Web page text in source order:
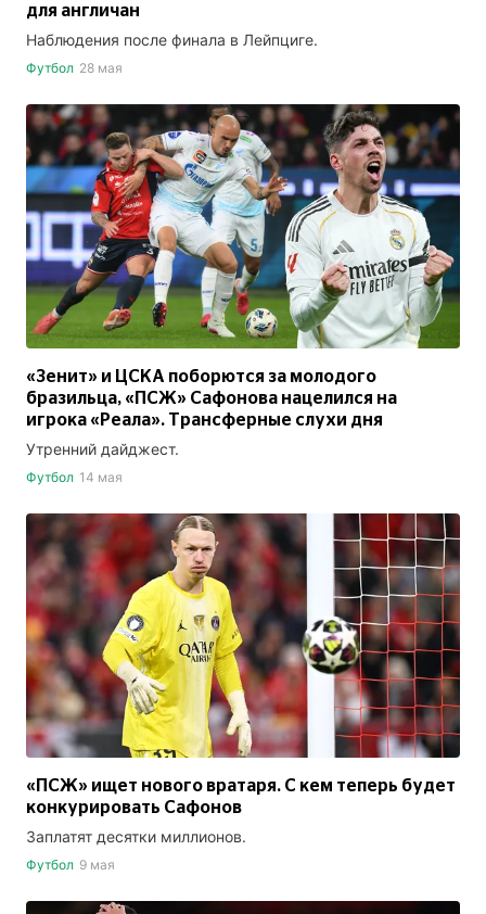
для англичан
Наблюдения после финала в Лейпциге.
Футбол 28 мая
«Зенит» и ЦСКА поборются за молодого
бразильца, «ПСЖ» Сафонова нацелился на
игрока «Реала». Трансферные слухи дня
Утренний дайджест.
Футбол 14 мая
«ПСЖ» ищет нового вратаря. С кем теперь будет
конкурировать Сафонов
Заплатят десятки миллионов.
Футбол 9 мая